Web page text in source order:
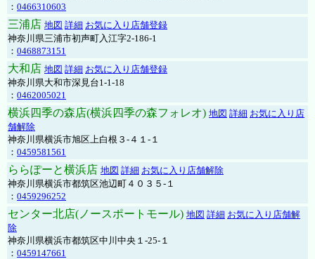
： 0466310603
三浦店 地図 詳細 お気に入り店舗登録
神奈川県三浦市初声町入江字2-186-1
： 0468873151
大和店 地図 詳細 お気に入り店舗登録
神奈川県大和市深見台1-1-18
： 0462005021
横浜四季の森店(横浜四季の森フォレオ) 地図 詳細 お気に入り店
舗解除
神奈川県横浜市旭区上白根３-４１-１
： 0459581561
ららぽーと横浜店 地図 詳細 お気に入り店舗解除
神奈川県横浜市都筑区池辺町４０３５-１
： 0459296252
センター北店(ノースポートモール) 地図 詳細 お気に入り店舗解
除
神奈川県横浜市都筑区中川中央１-25-１
： 0459147661